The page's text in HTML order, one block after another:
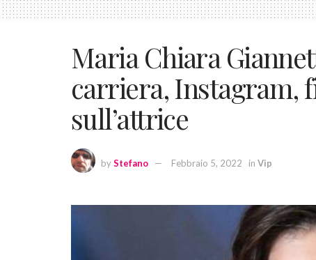
Maria Chiara
carriera, Instagram,
sull’attrice
byStefano Febbraio 5, 2022 in Vip